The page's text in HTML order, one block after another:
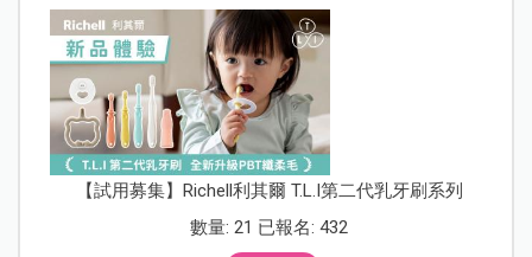
【試用募集】Richell利其爾 T.L.I第二代乳牙刷系列
數量: 21 已報名: 432